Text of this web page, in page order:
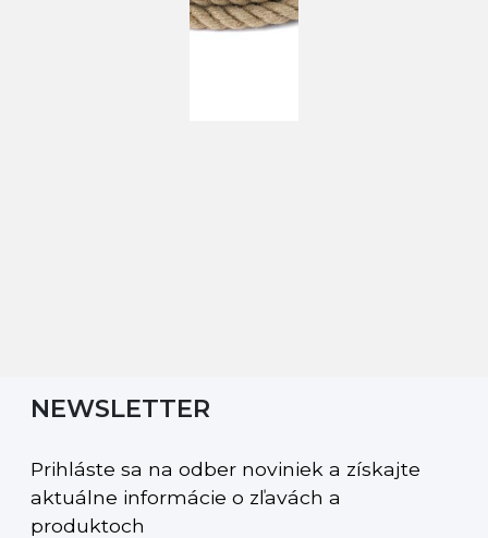
NEWSLETTER
Prihláste sa na odber noviniek a získajte
aktuálne informácie o zľavách a
produktoch